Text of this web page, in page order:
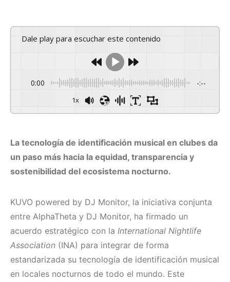
Dale play para escuchar este contenido
0:00 -:--
1x
La tecnología de identificación musical en clubes da
un paso más hacia la equidad, transparencia y
sostenibilidad del ecosistema nocturno.
KUVO powered by DJ Monitor, la iniciativa conjunta
entre AlphaTheta y DJ Monitor, ha firmado un
acuerdo estratégico con la International Nightlife
Association (INA) para integrar de forma
estandarizada su tecnología de identificación musical
en locales nocturnos de todo el mundo. Este